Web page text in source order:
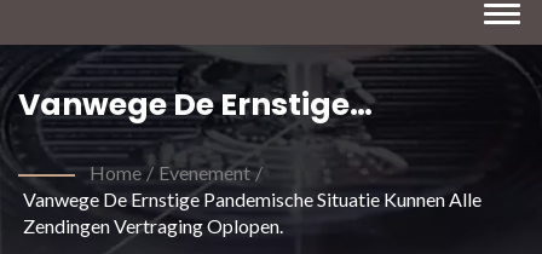
Vanwege De Ernstige
Pandemische Situatie Kunnen
Alle Zendingen Vertraging
Home / Evenement /
Vanwege De Ernstige Pandemische Situatie Kunnen Alle
Zendingen Vertraging Oplopen.